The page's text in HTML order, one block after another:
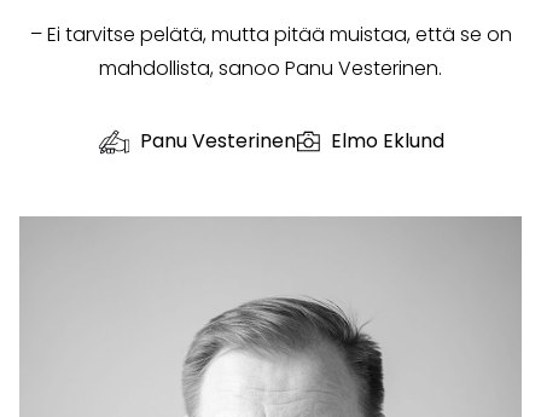
– Ei tarvitse pelätä, mutta pitää muistaa, että se on
mahdollista, sanoo Panu Vesterinen.
Panu Vesterinen Elmo Eklund